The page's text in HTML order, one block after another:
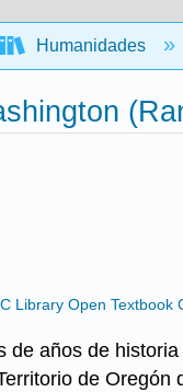
global
Humanidades
Library Open Textbook
de años de
de